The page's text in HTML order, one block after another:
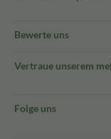
Bewerte uns
Vertraue unserem
Folge uns